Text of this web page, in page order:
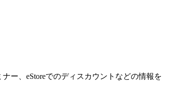
ー、eStoreでのディスカウントなどの情報を